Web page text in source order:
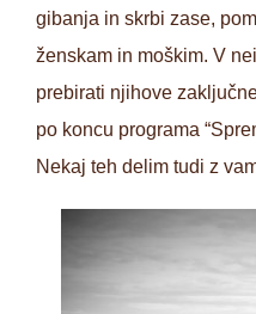
gibanja in skrbi zase,
ženskam in moškim. V
prebirati njihove
po koncu programa
Nekaj teh delim tudi z